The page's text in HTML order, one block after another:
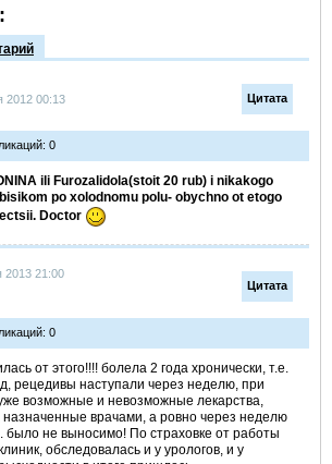
Цитата
2012 00:13
0
ili Furozalidola(stoit 20 rub) i nikakogo
po xolodnomu polu- obychno ot etogo
Doctor
Цитата
2013 21:00
0
от этого!!!! болела 2 года хронически, т.е.
рецедивы наступали через неделю, при
возможные и невозможные лекарства,
назначенные врачами, а ровно через неделю
было не выносимо! По страховке от работы
обследовалась и у урологов, и у